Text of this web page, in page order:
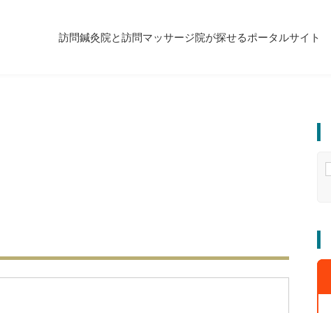
訪問鍼灸院と訪問マッサージ院が探せるポータルサイト